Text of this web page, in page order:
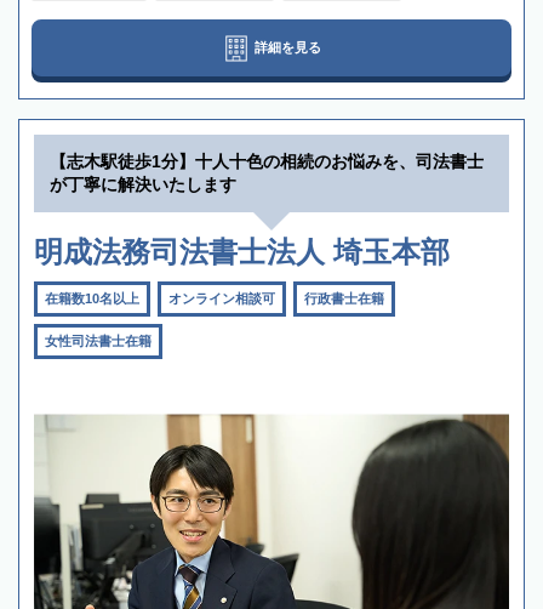
詳細を見る
【志木駅徒歩1分】十人十色の相続のお悩みを、司法書士
が丁寧に解決いたします
明成法務司法書士法人 埼玉本部
在籍数10名以上 オンライン相談可 行政書士在籍
女性司法書士在籍